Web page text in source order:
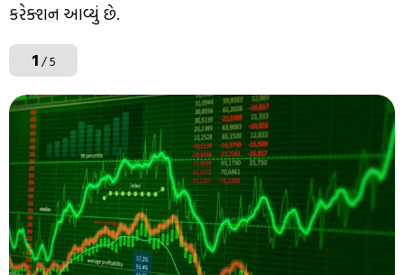
કરેક્શન આવ્યું છે.
1/ 5